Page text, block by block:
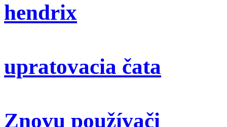
hendrix
upratovacia čata
Znovu používači